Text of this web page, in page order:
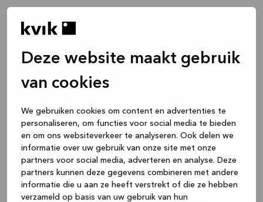
Deze website maakt gebruik
van cookies
We gebruiken cookies om content en advertenties te
personaliseren, om functies voor social media te bieden
en om ons websiteverkeer te analyseren. Ook delen we
informatie over uw gebruik van onze site met onze
partners voor social media, adverteren en analyse. Deze
partners kunnen deze gegevens combineren met andere
informatie die u aan ze heeft verstrekt of die ze hebben
verzameld op basis van uw gebruik van hun